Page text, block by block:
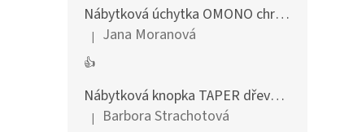
Nábytková úchytka OMONO chrom lesklý
Hodnocení produktu je 5 z 5 hvězdiček.
| Jana Moranová
👍
Nábytková knopka TAPER dřevěná dub lakovaný
Hodnocení produktu je 5 z 5 hvězdiček.
| Barbora Strachotová